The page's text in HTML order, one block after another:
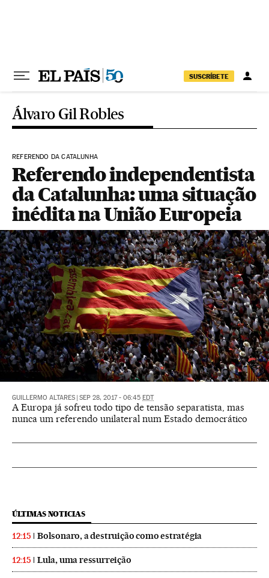
SUSCRÍBETE
Álvaro Gil Robles
REFERENDO DA CATALUNHA
Referendo independentista
da Catalunha: uma situação
inédita na União Europeia
GUILLERMO ALTARES SEP 28, 2017 - 06:45 EDT
A Europa já sofreu todo tipo de tensão separatista, mas
nunca um referendo unilateral num Estado democrático
ÚLTIMAS NOTICIAS
12:15 Bolsonaro, a destruição como estratégia
12:15 Lula, uma ressurreição